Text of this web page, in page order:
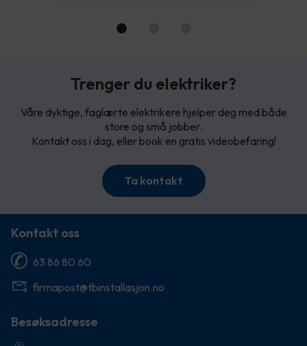
Trenger du elektriker?
Våre dyktige, faglærte elektrikere hjelper deg med både
store og små jobber.
Kontakt oss i dag, eller book en gratis videobefaring!
Ta kontakt
Kontakt oss
63 86 80 60
firmapost@tbinstallasjon.no
Besøksadresse